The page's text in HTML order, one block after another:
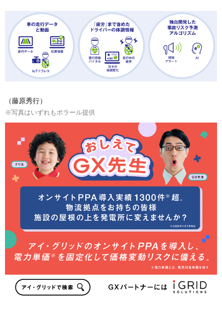
（藤原秀行）
※写真はいずれもポラール提供